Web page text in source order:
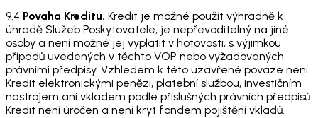
9.4 Povaha Kreditu. Kredit je možné použít výhradně k
úhradě Služeb Poskytovatele, je nepřevoditelný na jiné
osoby a není možné jej vyplatit v hotovosti, s výjimkou
případů uvedených v těchto VOP nebo vyžadovaných
právními předpisy. Vzhledem k této uzavřené povaze není
Kredit elektronickými penězi, platební službou, investičním
nástrojem ani vkladem podle příslušných právních předpisů.
Kredit není úročen a není kryt fondem pojištění vkladů.